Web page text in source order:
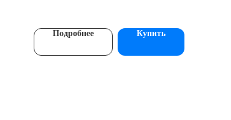
Подробнее Купить